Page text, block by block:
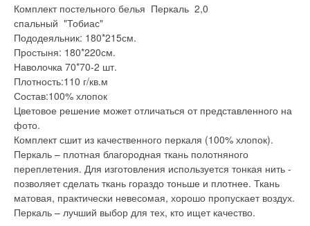
Комплект постельного белья Перкаль 2,0
спальный "Тобиас"
Пододеяльник: 180*215см.
Простыня: 180*220см.
Наволочка 70*70-2 шт.
Плотность:110 г/кв.м
Состав:100% хлопок
Цветовое решение может отличаться от представленного на
фото.
Комплект сшит из качественного перкаля (100% хлопок).
Перкаль – плотная благородная ткань полотняного
переплетения. Для изготовления используется тонкая нить -
позволяет сделать ткань гораздо тоньше и плотнее. Ткань
матовая, практически невесомая, хорошо пропускает воздух.
Перкаль – лучший выбор для тех, кто ищет качество.